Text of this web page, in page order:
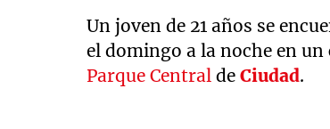
Un joven de 21 años se
el domingo a la noche en
Parque Central deCiudad.